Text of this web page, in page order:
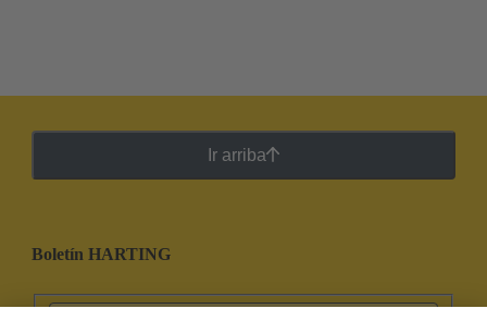
Ir arriba
Boletín HARTING